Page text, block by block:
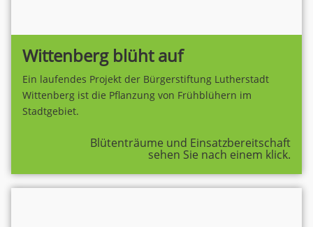
Wittenberg blüht auf
Ein laufendes Projekt der Bürgerstiftung Lutherstadt
Wittenberg ist die Pflanzung von Frühblühern im
Stadtgebiet.
Blütenträume und Einsatzbereitschaft
sehen Sie nach einem klick.